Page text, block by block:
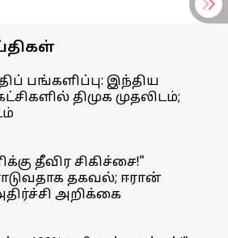
பங்களிப்பு: இந்திய
திமுக முதலிடம்;
தீவிர சிகிச்சை!"
தகவல்; ஈரான்
அறிக்கை